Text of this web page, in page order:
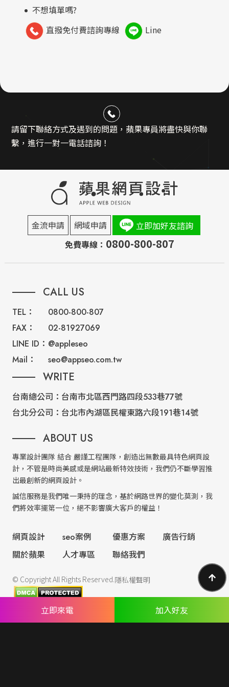
不想填單嗎?
直撥免付費諮詢專線
Line
請留下聯絡方式及遇到的問題，蘋果專員將盡快與你聯
繫，進行一對一電話諮詢！
金流申請 網域申請
立即加好友諮詢
免費專線： 0800-800-807
CALL US
TEL：
0800-800-807
FAX：
02-81927069
LINE ID： @appleseo
Mail：
seo@appseo.com.tw
WRITE
台南總公司： 台南市北區西門路四段533巷77號
台北分公司： 台北市內湖區民權東路六段191巷14號
ABOUT US
專業設計團隊 結合 嚴謹工程團隊，創造出無數最具特色網頁設
計，不管是時尚美感或是網站最新特效技術，我們仍不斷學習推
出最創新的網頁設計。
誠信服務是我們唯一秉持的理念，基於網路世界的變化莫測，我
們將效率擺第一位，絕不影響廣大客戶的權益！
網頁設計 seo案例 優惠方案
廣告行銷
關於蘋果
人才專區 聯絡我們
© Copyright All Rights Reserved.隱私權聲明
立即來電 加入好友